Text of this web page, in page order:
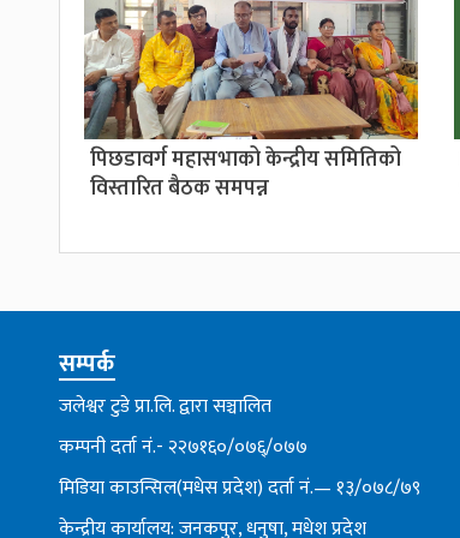
पिछडावर्ग महासभाको केन्द्रीय समितिको
विस्तारित बैठक समपन्न
सम्पर्क
जलेश्वर टुडे प्रा.लि. द्वारा सञ्चालित
कम्पनी दर्ता नं.- २२७१६०/०७६्/०७७
मिडिया काउन्सिल(मधेस प्रदेश) दर्ता नं.— १३/०७८/७९
केन्द्रीय कार्यालय: जनकपुर, धनुषा, मधेश प्रदेश